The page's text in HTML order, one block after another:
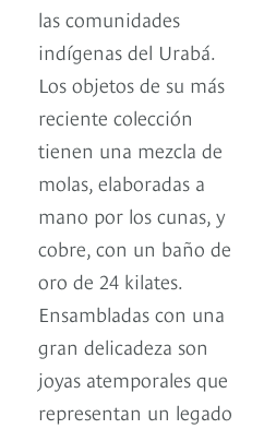
las comunidades
indígenas del Urabá.
Los objetos de su más
reciente colección
tienen una mezcla de
molas, elaboradas a
mano por los cunas, y
cobre, con un baño de
oro de 24 kilates.
Ensambladas con una
gran delicadeza son
joyas atemporales que
representan un legado